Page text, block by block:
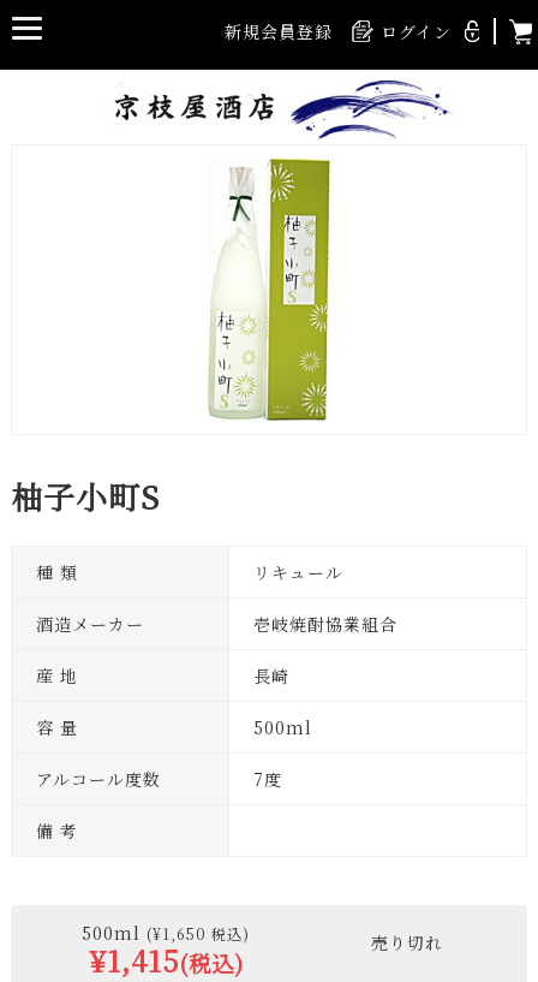
ログイン
新規会員登録
柚子小町S
種 類 リキュール
酒造メーカー 壱岐焼酎協業組合
産 地 長崎
容 量 500ml
アルコール度数 7度
備 考
500ml (¥1,650 税込)
¥1,415(税込)
売り切れ